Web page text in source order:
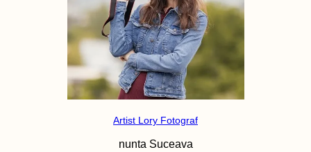
Artist Lory Fotograf
nunta Suceava